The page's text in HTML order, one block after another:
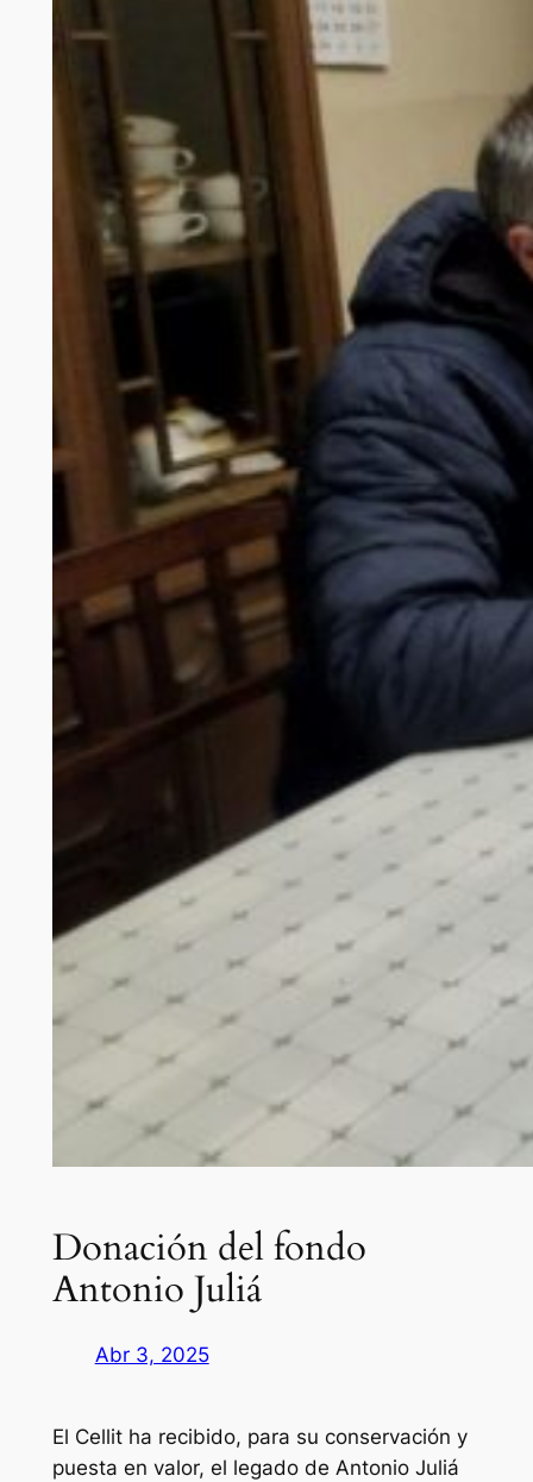
Donación del fondo
Antonio Juliá
Abr 3, 2025
El Cellit ha recibido, para su conservación y
puesta en valor, el legado de Antonio Juliá